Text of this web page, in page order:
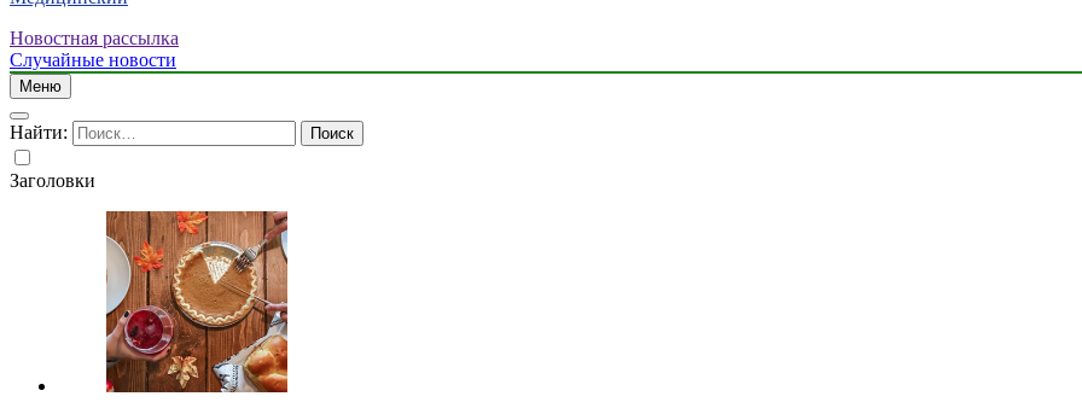
Новостная рассылка
Случайные новости
Меню
Найти:
Заголовки